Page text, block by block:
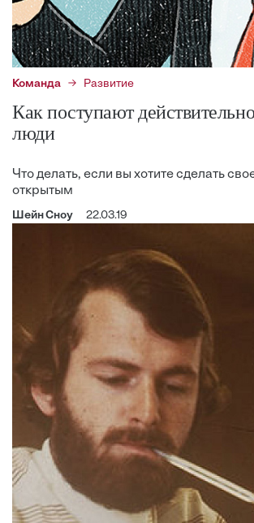
Команда Развитие
Как поступают
люди
Что делать, если вы хотите сделать
открытым
Шейн Сноу 22.03.19